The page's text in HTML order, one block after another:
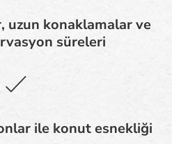
uzun konaklamalar ve
süreleri
ile konut esnekliği